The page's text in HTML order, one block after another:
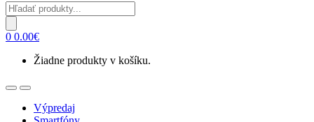
Products
search
0 0.00€
Žiadne produkty v košíku.
OpenClose
Výpredaj